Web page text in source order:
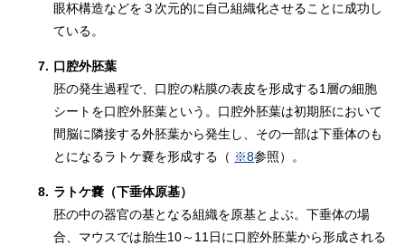
眼杯構造などを３次元的に自己組織化させることに成功し
ている。
7. 口腔外胚葉
胚の発生過程で、口腔の粘膜の表皮を形成する1層の細胞
シートを口腔外胚葉という。口腔外胚葉は初期胚において
間脳に隣接する外胚葉から発生し、その一部は下垂体のも
とになるラトケ嚢を形成する（ ※8参照）。
8. ラトケ嚢（下垂体原基）
胚の中の器官の基となる組織を原基とよぶ。下垂体の場
合、マウスでは胎生10～11日に口腔外胚葉から形成される